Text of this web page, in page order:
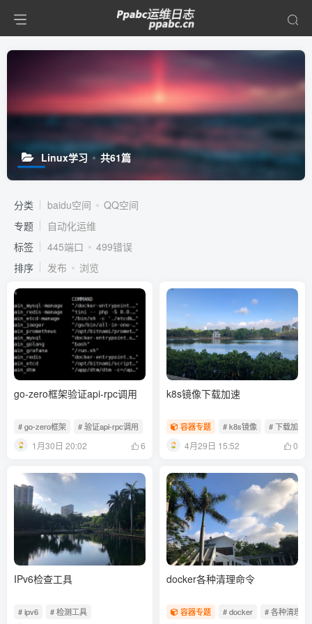
Linux学习 共61篇
分类 baidu空间
QQ空间
专题
自动化运维
标签
445端口
499错误
排序
发布 浏览
go-zero框架验证api-rpc调用
# go-zero框架 # 验证api-rpc调用 # grpc
1月30日 20:02 6
k8s镜像下载加速
容器专题 # k8s镜像 # 下载加速
4月29日 15:52 0
IPv6检查工具
# ipv6 # 检测工具
docker各种清理命令
容器专题 # docker # 各种清理